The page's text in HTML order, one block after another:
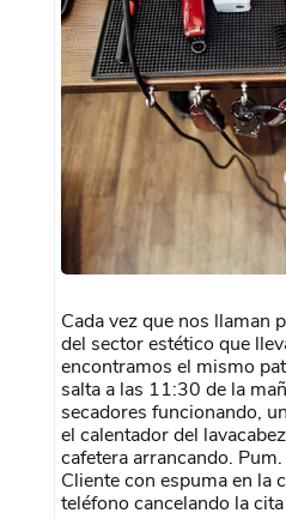
Cada vez que nos llaman
del sector estético que
encontramos el mismo
salta a las 11:30 de la
secadores funcionando,
el calentador del
cafetera arrancando.
Cliente con espuma en la
teléfono cancelando la